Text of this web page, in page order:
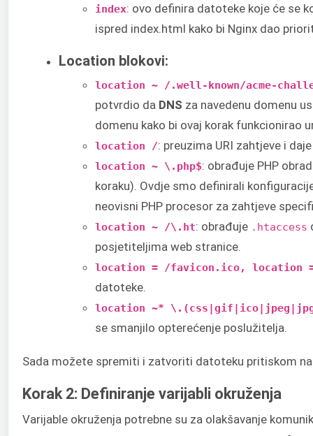
index: ovo definira datoteke koje će se
ispred index.html kako bi Nginx dao
Location blokovi:
location ~ /.well-known/acme-
potvrdio da DNS za navedenu domenu
domenu kako bi ovaj korak funkcionirao
location /: preuzima URI zahtjeve i
location ~ \.php$: obrađuje PHP
koraku). Ovdje smo definirali
neovisni PHP procesor za zahtjeve
location ~ /\.ht: obrađuje .htaccess
posjetiteljima web stranice.
location = /favicon.ico, location
datoteke.
location ~*
se smanjilo opterećenje poslužitelja.
Sada možete spremiti i zatvoriti datoteku pritiskom
Korak 2: Definiranje varijabli okruženja
Varijable okruženja potrebne su za olakšavanje